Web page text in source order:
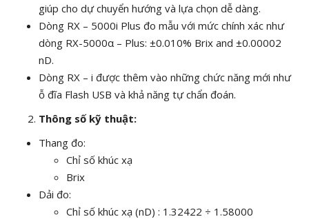
giúp cho dự chuyển hướng và lựa chọn dễ dàng.
Dòng RX – 5000i Plus đo mẫu với mức chính xác như
dòng RX-5000α – Plus: ±0.010% Brix and ±0.00002
nD.
Dòng RX – i được thêm vào những chức năng mới như
ỗ đĩa Flash USB và khả năng tự chẩn đoán.
Thông số kỹ thuật:
Thang đo:
Chỉ số khúc xạ
Brix
Dải đo:
Chỉ số khúc xạ (nD) : 1.32422 ÷ 1.58000